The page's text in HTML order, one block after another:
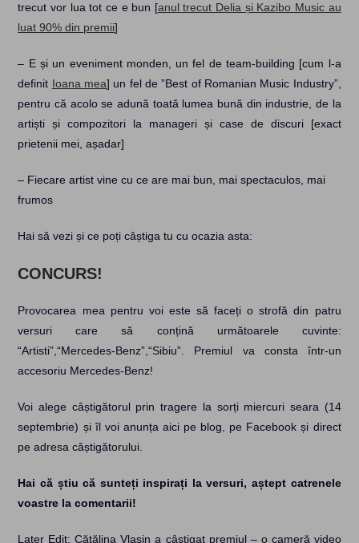
trecut vor lua tot ce e bun [anul trecut Delia și Kazibo Music au
luat 90% din premii]
– E și un eveniment monden, un fel de team-building [cum l-a
definit Ioana mea] un fel de ”Best of Romanian Music Industry”,
pentru că acolo se adună toată lumea bună din industrie, de la
artiști și compozitori la manageri și case de discuri [exact
prietenii mei, așadar]
– Fiecare artist vine cu ce are mai bun, mai spectaculos, mai
frumos
Hai să vezi și ce poți câștiga tu cu ocazia asta:
CONCURS!
Provocarea mea pentru voi este să faceți o strofă din patru
versuri care să conțină următoarele cuvinte:
“Artisti”,“Mercedes-Benz”,“Sibiu”. Premiul va consta într-un
accesoriu Mercedes-Benz!
Voi alege câștigătorul prin tragere la sorți miercuri seara (14
septembrie) și îl voi anunța aici pe blog, pe Facebook și direct
pe adresa câștigătorului.
Hai că știu că sunteți inspirați la versuri, aștept catrenele
voastre la comentarii!
Later Edit: Cătălina Vlașin a câștigat premiul – o cameră video